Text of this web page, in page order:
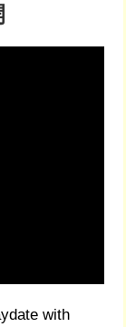
with